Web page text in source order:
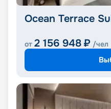
Ocean Terrace
от 2 156 948 ₽ /чел